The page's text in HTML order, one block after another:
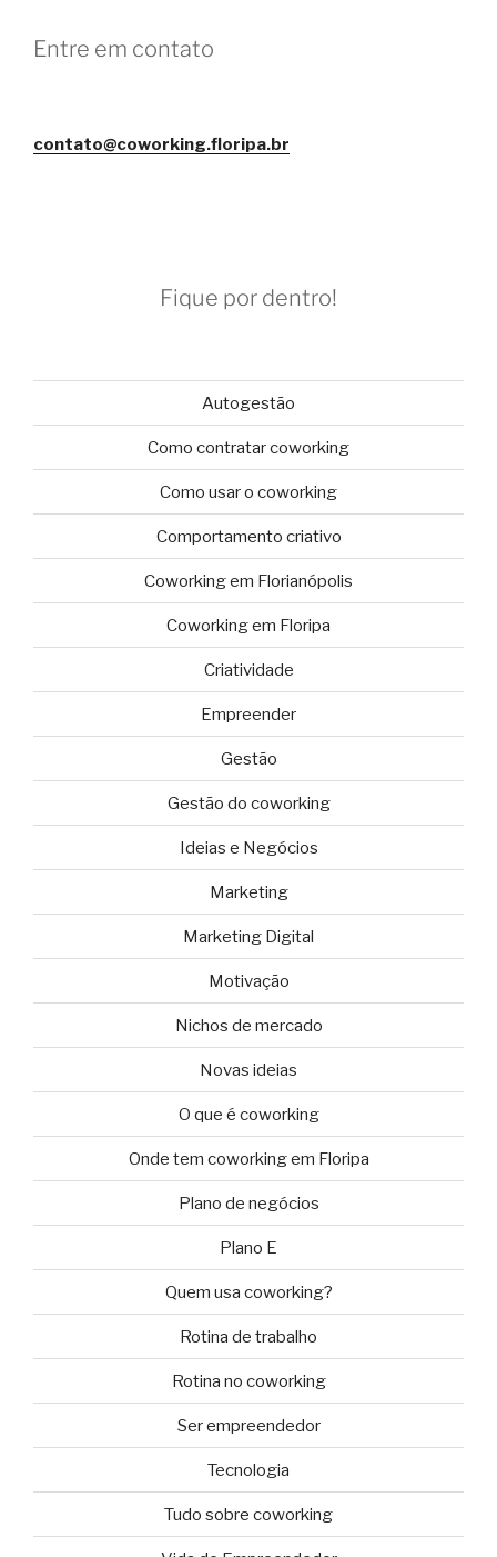
Entre em contato
contato@coworking.floripa.br
Fique por dentro!
Autogestão
Como contratar coworking
Como usar o coworking
Comportamento criativo
Coworking em Florianópolis
Coworking em Floripa
Criatividade
Empreender
Gestão
Gestão do coworking
Ideias e Negócios
Marketing
Marketing Digital
Motivação
Nichos de mercado
Novas ideias
O que é coworking
Onde tem coworking em Floripa
Plano de negócios
Plano E
Quem usa coworking?
Rotina de trabalho
Rotina no coworking
Ser empreendedor
Tecnologia
Tudo sobre coworking